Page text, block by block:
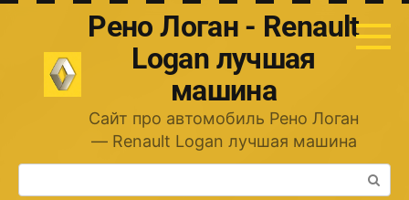
Перейти
Рено Логан - Renault
Logan лучшая
машина
Сайт про автомобиль Рено Логан
— Renault Logan лучшая машина
Поиск: